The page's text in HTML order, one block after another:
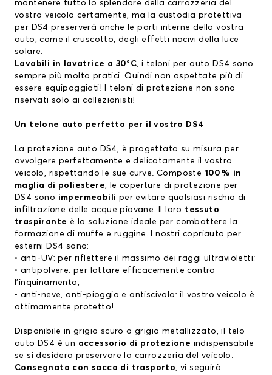
mantenere tutto lo splendore della carrozzeria del
vostro veicolo certamente, ma la custodia protettiva
per DS4 preserverà anche le parti interne della vostra
auto, come il cruscotto, degli effetti nocivi della luce
solare.
Lavabili in lavatrice a 30°C, i teloni per auto DS4 sono
sempre più molto pratici. Quindi non aspettate più di
essere equipaggiati! I teloni di protezione non sono
riservati solo ai collezionisti!
Un telone auto perfetto per il vostro DS4
La protezione auto DS4, è progettata su misura per
avvolgere perfettamente e delicatamente il vostro
veicolo, rispettando le sue curve. Composte 100% in
maglia di poliestere, le coperture di protezione per
DS4 sono impermeabili per evitare qualsiasi rischio di
infiltrazione delle acque piovane. Il loro tessuto
traspirante è la soluzione ideale per combattere la
formazione di muffe e ruggine. I nostri copriauto per
esterni DS4 sono:
• anti-UV: per riflettere il massimo dei raggi ultravioletti;
• antipolvere: per lottare efficacemente contro
l’inquinamento;
• anti-neve, anti-pioggia e antiscivolo: il vostro veicolo è
ottimamente protetto!
Disponibile in grigio scuro o grigio metallizzato, il telo
auto DS4 è un accessorio di protezione indispensabile
se si desidera preservare la carrozzeria del veicolo.
Consegnata con sacco di trasporto, vi seguirà